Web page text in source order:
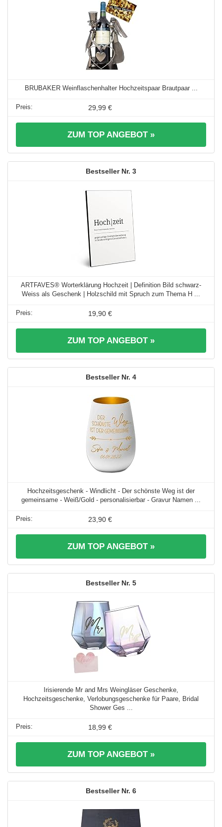
BRUBAKER Weinflaschenhalter Hochzeitspaar Brautpaar ...
29,99 €
ZUM TOP ANGEBOT »
3
ARTFAVES® Worterklärung Hochzeit | Definition Bild schwarz-
Weiss als Geschenk | Holzschild mit Spruch zum Thema H ...
19,90 €
ZUM TOP ANGEBOT »
4
Hochzeitsgeschenk - Windlicht - Der schönste Weg ist der
gemeinsame - Weiß/Gold - personalisierbar - Gravur Namen ...
23,90 €
ZUM TOP ANGEBOT »
5
Irisierende Mr and Mrs Weingläser Geschenke,
Hochzeitsgeschenke, Verlobungsgeschenke für Paare, Bridal
Shower Ges ...
18,99 €
ZUM TOP ANGEBOT »
6